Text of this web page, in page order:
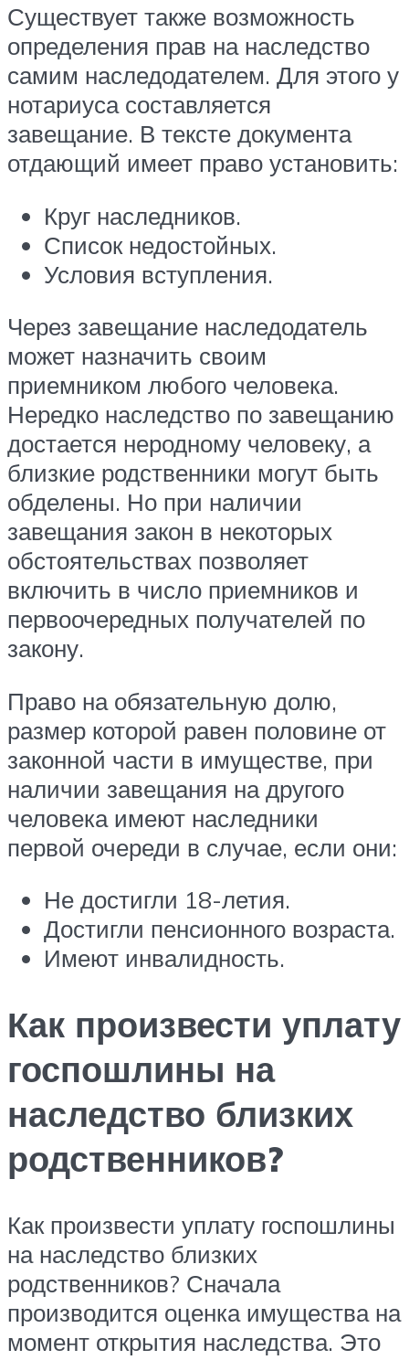
Существует также возможность
определения прав на наследство
самим наследодателем. Для этого у
нотариуса составляется
завещание. В тексте документа
отдающий имеет право установить:
Круг наследников.
Список недостойных.
Условия вступления.
Через завещание наследодатель
может назначить своим
приемником любого человека.
Нередко наследство по завещанию
достается неродному человеку, а
близкие родственники могут быть
обделены. Но при наличии
завещания закон в некоторых
обстоятельствах позволяет
включить в число приемников и
первоочередных получателей по
закону.
Право на обязательную долю,
размер которой равен половине от
законной части в имуществе, при
наличии завещания на другого
человека имеют наследники
первой очереди в случае, если они:
Не достигли 18-летия.
Достигли пенсионного возраста.
Имеют инвалидность.
Как произвести уплату
госпошлины на
наследство близких
родственников?
Как произвести уплату госпошлины
на наследство близких
родственников? Сначала
производится оценка имущества на
момент открытия наследства. Это